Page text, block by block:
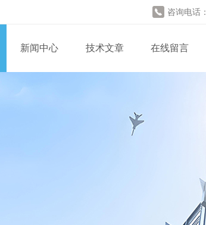
咨询电话：
新闻中心 技术文章 在线留言